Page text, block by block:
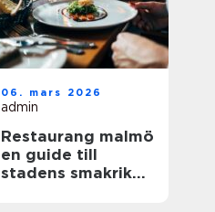
06. mars 2026
admin
Restaurang malmö
en guide till
stadens smakrika